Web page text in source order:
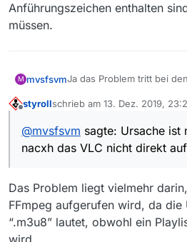
Anführungszeichen enthalten
müssen.
M mvsfsvmJa das Problem tritt bei
heruntergeladen werden
Sendungen vollständig auf
richtigen Ort und nicht mit
Da das Problem auch
Dateinamen führt,
Sendungen
Nachfrage tut.
Ursache ist meiner
Parameter beim Aufruf
(CMD.exe) mit gegeben
enthalten sind und
styrollschrieb am 13. Dez. 2019,
zuletzt editiert von styroll
@mvsfsvm sagte: Ursache ist
nacxh das VLC nicht direkt
Das Problem liegt vielmehr
FFmpeg aufgerufen wird, da die
“.m3u8” lautet, obwohl ein